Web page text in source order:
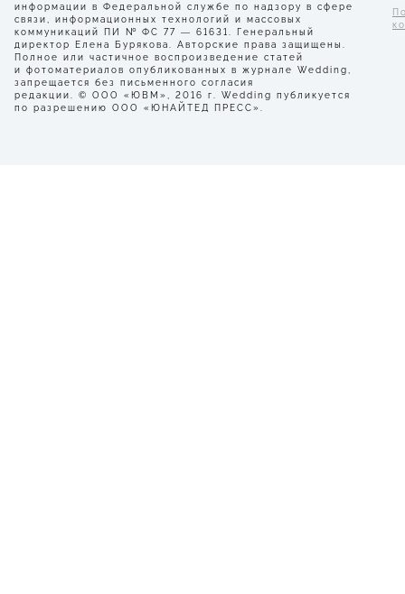
информации в Федеральной службе по надзору в сфере
связи, информационных технологий и массовых
коммуникаций ПИ № ФС 77 — 61631. Генеральный
директор Елена Бурякова. Авторские права защищены.
Полное или частичное воспроизведение статей
и фотоматериалов опубликованных в журнале Wedding,
запрещается без письменного согласия
редакции. © ООО «ЮВМ», 2016 г. Wedding публикуется
по разрешению ООО «ЮНАЙТЕД ПРЕСС».